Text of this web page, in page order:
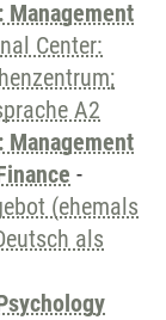
Management
Center:
A2
Management
-
(ehemals
als